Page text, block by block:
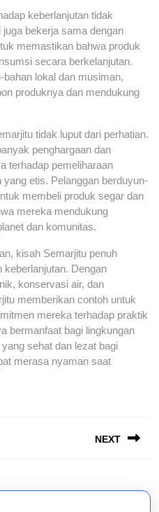
keberlanjutan tidak
bekerja sama dengan
memastikan bahwa produk
secara berkelanjutan.
lokal dan musiman,
produknya dan mendukung
tidak luput dari perhatian.
penghargaan dan
terhadap pemeliharaan
etis. Pelanggan berduyun-
membeli produk segar dan
mereka mendukung
dan komunitas.
kisah Semarjitu penuh
keberlanjutan. Dengan
konservasi air, dan
memberikan contoh untuk
mereka terhadap praktik
bermanfaat bagi lingkungan
sehat dan lezat bagi
merasa nyaman saat
NEXT
post: